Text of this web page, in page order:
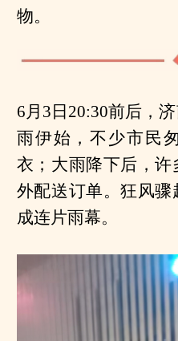
物。
6月3日20:30前后，
雨伊始，不少市民
衣；大雨降下后，
外配送订单。狂风
成连片雨幕。